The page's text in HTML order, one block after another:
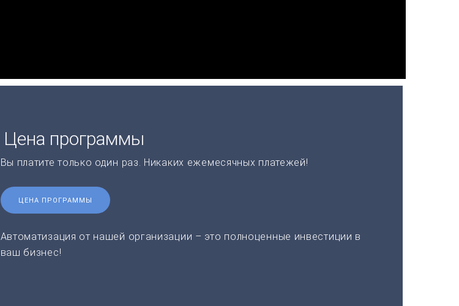
Цена программы
Вы платите только один раз. Никаких ежемесячных платежей!
ЦЕНА ПРОГРАММЫ
Автоматизация от нашей организации – это полноценные инвестиции в
ваш бизнес!